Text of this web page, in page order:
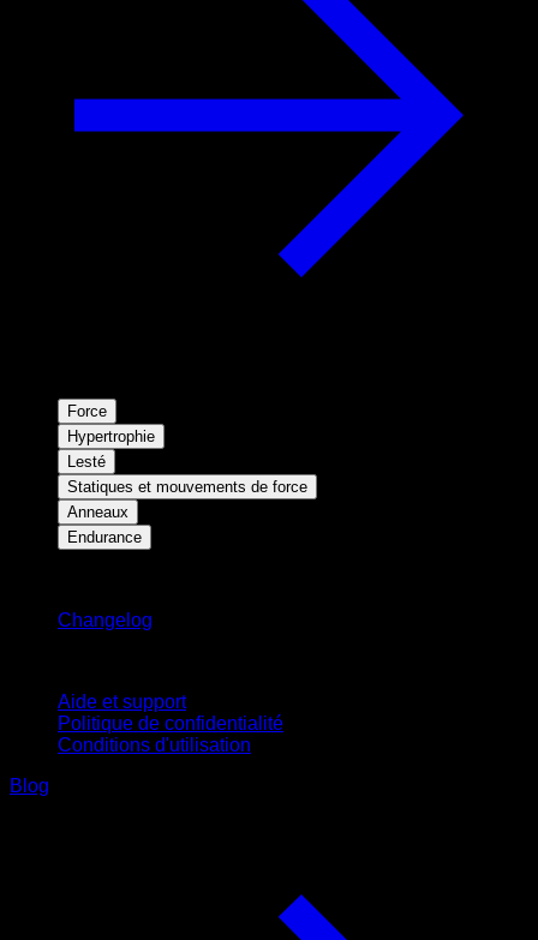
Force
Hypertrophie
Lesté
Statiques et mouvements de force
Anneaux
Endurance
Changelog
Aide et support
Politique de confidentialité
Conditions d'utilisation
Blog